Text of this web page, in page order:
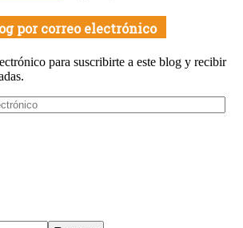
por correo electrónico
para suscribirte a este blog y recibir